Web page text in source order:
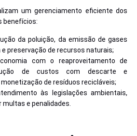
um gerenciamento eficiente dos
benefícios:
da poluição, da emissão de gases
preservação de recursos naturais;
com o reaproveitamento de
de custos com descarte e
de resíduos recicláveis;
às legislações ambientais,
multas e penalidades.